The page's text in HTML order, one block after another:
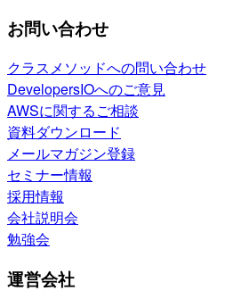
お問い合わせ
クラスメソッドへの問い合わせ
DevelopersIOへのご意見
AWSに関するご相談
資料ダウンロード
メールマガジン登録
セミナー情報
採用情報
会社説明会
勉強会
運営会社